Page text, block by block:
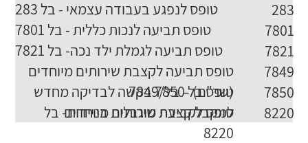
טופס לנפגע בעבודה עצמאי - בל 283
283
טופס תביעה לנכות כללית - בל 7801
7801
טופס תביעה לגמלת ילד נכה- בל 7821
7821
טופס תביעה לקצבת שירותים מיוחדים
(שר"ם) – בל/7849
7849
טופס בל 7850 בקשה לבדיקה מחדש
למקבל קצבת שירותים מיוחדים
7850
טופס לקביעת מוגבלות בניידות- בל
8220
8220